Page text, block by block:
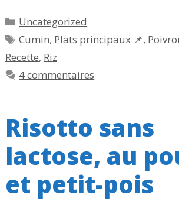
Catégories
Uncategorized
Étiquettes
Cumin, Plats principaux 📌,
Recette, Riz
4 commentaires
Risotto sans
lactose, au
et petit-pois